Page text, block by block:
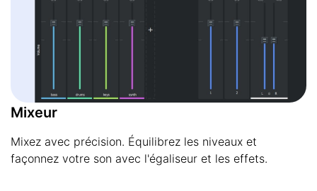
Mixeur
Mixez avec précision. Équilibrez les niveaux et
façonnez votre son avec l'égaliseur et les effets.